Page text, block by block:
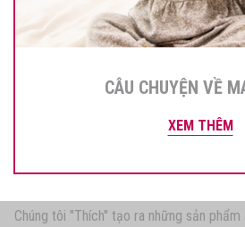
CÂU CHUYỆN VỀ
XEM THÊM
Chúng tôi "Thích" tạo ra những sản